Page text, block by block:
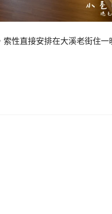
性直接安排在大溪老街住一